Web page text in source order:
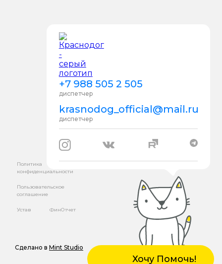
Хочу Помочь!
+7 988 505 2 505
диспетчер
krasnodog_official@mail.ru
диспетчер
Политика
конфиденциальности
Пользовательское
соглашение
Устав ФинОтчет
Сделано в Mint Studio